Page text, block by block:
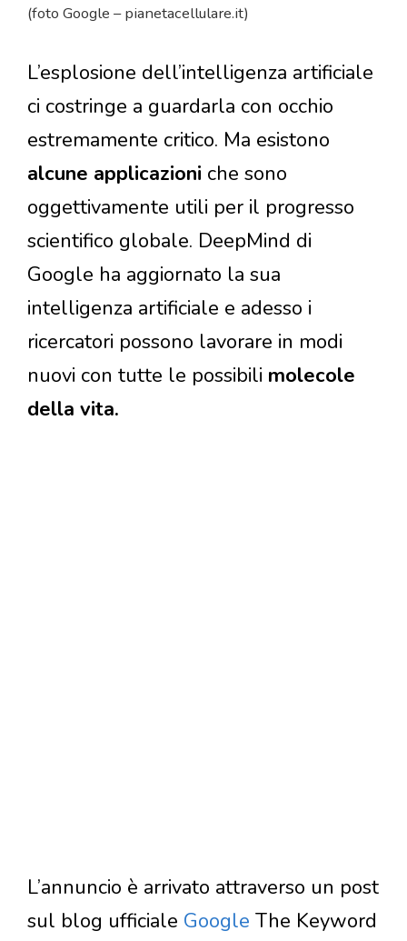
(foto Google – pianetacellulare.it)
L’esplosione dell’intelligenza artificiale
ci costringe a guardarla con occhio
estremamente critico. Ma esistono
alcune applicazioni che sono
oggettivamente utili per il progresso
scientifico globale. DeepMind di
Google ha aggiornato la sua
intelligenza artificiale e adesso i
ricercatori possono lavorare in modi
nuovi con tutte le possibili molecole
della vita.
L’annuncio è arrivato attraverso un post
sul blog ufficiale Google The Keyword